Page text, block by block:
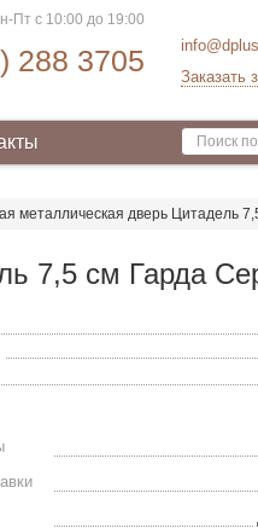
Пт с 10:00 до 19:00
288 3705
Заказать
металлическая дверь Цитадель
7,5 см Гарда